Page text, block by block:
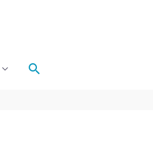
Rechercher